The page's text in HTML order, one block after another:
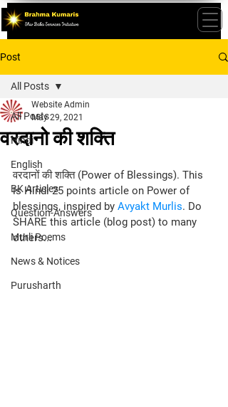
Post
All Posts
Hindi
English
BK Articles
Question-Answers
Murli Poems
News & Notices
Purusharth
All Posts
वरदानो की शक्ति
Website Admin
May 29, 2021
वरदानों की शक्ति (Power of Blessings). This
is Hindi 25 points article on Power of
blessings, inspired by Avyakt Murlis. Do
SHARE this article (blog post) to many
others...